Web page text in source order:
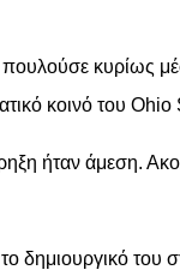
κυρίως
κοινό του Ohio
ήταν άμεση.
δημιουργικό του